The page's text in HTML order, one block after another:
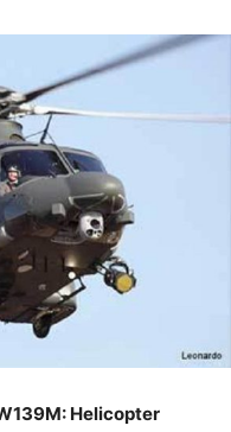
Helicopter